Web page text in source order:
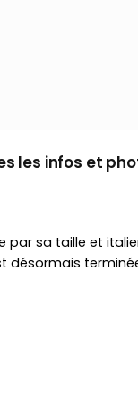
les infos et
par sa taille et
désormais